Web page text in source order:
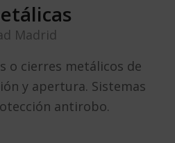
Madrid
o cierres metálicos de
y apertura. Sistemas
antirobo.